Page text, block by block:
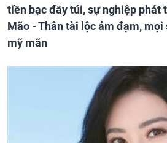
tiền bạc đầy túi, sự nghiệp phát
Mão - Thân tài lộc ảm đạm,
mỹ mãn